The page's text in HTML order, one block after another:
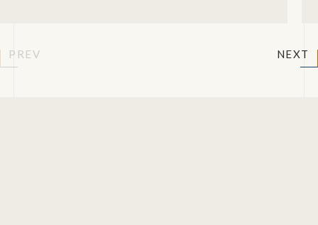
PREV NEXT